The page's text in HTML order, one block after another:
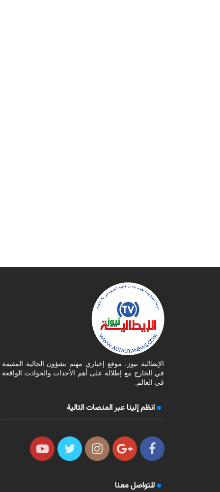
الإيطالية نيوز، موقع إخباري مهتم بشؤون الجالية المقيمة
في الخارج مع إطلالة على أهم الأحداث والحوادث الواقعة
في العالم.
انظم إلينا عبر المنصات التالية
للتواصل معنا